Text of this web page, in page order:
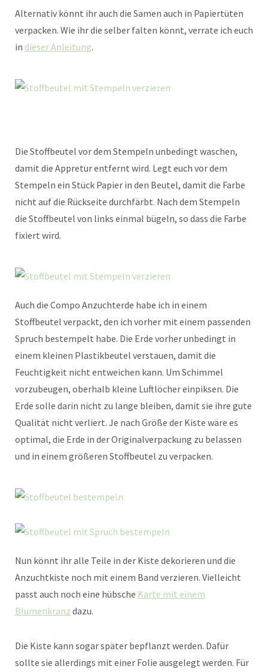
Alternativ könnt ihr auch die Samen auch in Papiertüten
verpacken. Wie ihr die selber falten könnt, verrate ich euch
in dieser Anleitung.
Die Stoffbeutel vor dem Stempeln unbedingt waschen,
damit die Appretur entfernt wird. Legt euch vor dem
Stempeln ein Stück Papier in den Beutel, damit die Farbe
nicht auf die Rückseite durchfärbt. Nach dem Stempeln
die Stoffbeutel von links einmal bügeln, so dass die Farbe
fixiert wird.
Auch die Compo Anzuchterde habe ich in einem
Stoffbeutel verpackt, den ich vorher mit einem passenden
Spruch bestempelt habe. Die Erde vorher unbedingt in
einem kleinen Plastikbeutel verstauen, damit die
Feuchtigkeit nicht entweichen kann. Um Schimmel
vorzubeugen, oberhalb kleine Luftlöcher einpiksen. Die
Erde solle darin nicht zu lange bleiben, damit sie ihre gute
Qualität nicht verliert. Je nach Größe der Kiste wäre es
optimal, die Erde in der Originalverpackung zu belassen
und in einem größeren Stoffbeutel zu verpacken.
Nun könnt ihr alle Teile in der Kiste dekorieren und die
Anzuchtkiste noch mit einem Band verzieren. Vielleicht
passt auch noch eine hübsche Karte mit einem
Blumenkranz dazu.
Die Kiste kann sogar später bepflanzt werden. Dafür
sollte sie allerdings mit einer Folie ausgelegt werden. Für